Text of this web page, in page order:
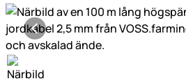
Produktgaleri